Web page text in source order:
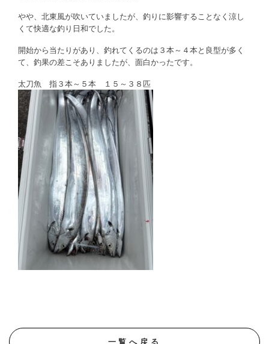
やや、北東風が吹いていましたが、釣りに影響することなく涼し
くて快適な釣り日和でした。
開始から当たりがあり、釣れてくるのは３本～４本と良型が多く
て、釣果の差こそありましたが、面白かったです。
太刀魚 指３本～５本 １５～３８匹
一覧へ戻る